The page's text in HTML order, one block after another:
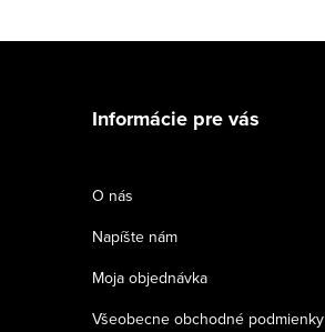
Informácie pre vás
O nás
Napíšte nám
Moja objednávka
Všeobecne obchodné podmienky